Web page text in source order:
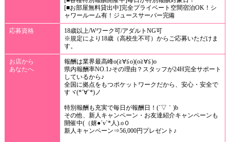
[■お部屋無料貸出中]完全プライベート空間宿泊OK！シ
ャワールーム有！ジュースサーバー完備
応募資格
18歳以上/Wワーク可/アダルトNG可
※規定により18歳（高校生不可）からご応募いただけま
す。
お店から
あなたへ
報酬は業界最高峰o(≧∀≦o)(o≧∀≦)o
県内報酬率NO.1♪その理由？スタッフが24H完全サポート
しているから♪
全国に拠点をもつポケットワークだから、安心・安全で
すヾ(*´∀`*)ノ
特別報酬も充実で毎日が報酬日！(´▽｀)b
その他、新人キャンペーン・お友達紹介キャンペーンも
開催中(（嬉●´v`*人).o０
新人キャンペーン⇒56,000円プレゼント♪